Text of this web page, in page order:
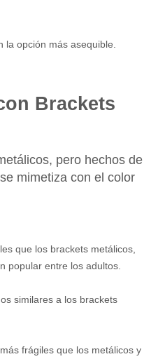
la opción más asequible.
Brackets
pero hechos de
mimetiza con el color
que los brackets metálicos,
popular entre los adultos.
similares a los brackets
frágiles que los metálicos y